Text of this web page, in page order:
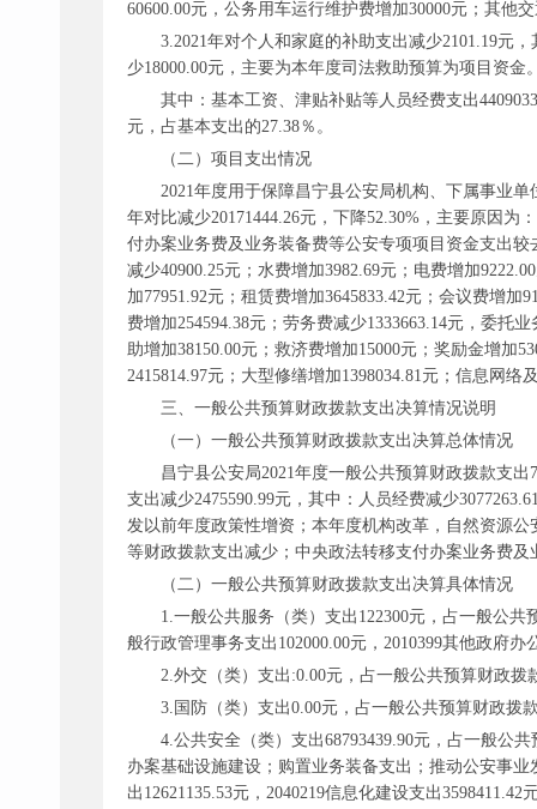
60600.00元，公务用车运行维护费增加30000元；其他
3.2021年对个人和家庭的补助支出减少2101.19元
少18000.00元，主要为本年度司法救助预算为项目资金
其中：基本工资、津贴补贴等人员经费支出
元，占基本支出的27.38％。
（二）项目支出情况
2021年度用于保障昌宁县公安局机构、下属事业
年对比减少20171444.26元，下降52.30%，主要原因
付办案业务费及业务装备费等公安专项项目资金支出
减少40900.25元；水费增加3982.69元；电费增加
加77951.92元；租赁费增加3645833.42元；会议费增加
费增加254594.38元；劳务费减少1333663.14元，委托
助增加38150.00元；救济费增加15000元；奖励金增加
2415814.97元；大型修缮增加1398034.81元；信息网
三、一般公共预算财政拨款支出决算情况说明
（一）一般公共预算财政拨款支出决算总体情况
昌宁县公安局2021年度一般公共预算财政拨款支出
支出减少2475590.99元，其中：人员经费减少
发以前年度政策性增资；本年度机构改革，自然资源
等财政拨款支出减少；中央政法转移支付办案业务费
（二）一般公共预算财政拨款支出决算具体情况
1.一般公共服务（类）支出122300元，占一般公
般行政管理事务支出102000.00元，2010399其他政府
2.外交（类）支出:0.00元，占一般公共预算财政拨
3.国防（类）支出0.00元，占一般公共预算财政拨
4.公共安全（类）支出68793439.90元，占一般公
办案基础设施建设；购置业务装备支出；推动公安事业
出12621135.53元，2040219信息化建设支出